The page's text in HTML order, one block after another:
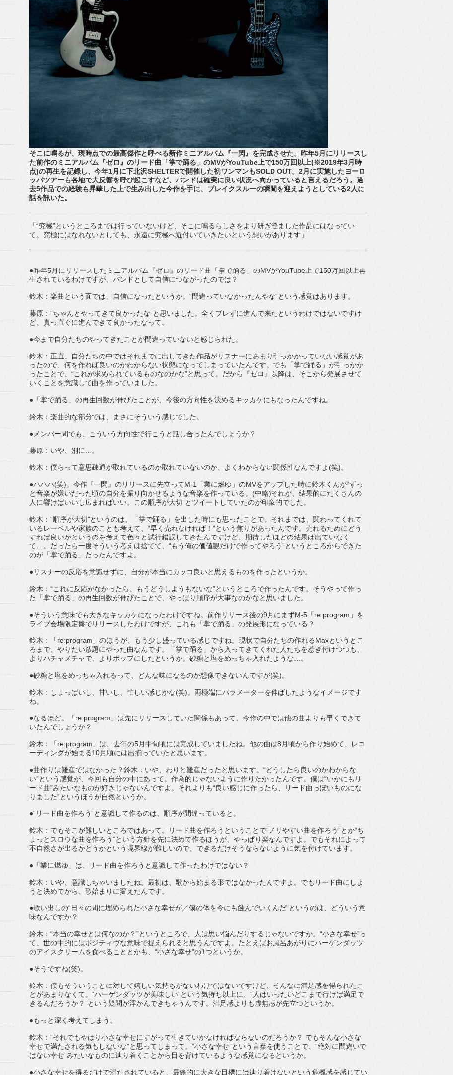
そこに鳴るが、現時点での最高傑作と呼べる新作ミニアルバム『一閃』を完成させた。昨年5月にリリースし
た前作のミニアルバム『ゼロ』のリード曲「掌で踊る」のMVがYouTube上で150万回以上(※2019年3月時
点)の再生を記録し、今年1月に下北沢SHELTERで開催した初ワンマンもSOLD OUT。2月に実施したヨーロ
ッパツアーも各地で大反響を呼び起こすなど、バンドは確実に良い状況へ向かっていると言えるだろう。過
去5作品での経験も昇華した上で生み出した今作を手に、ブレイクスルーの瞬間を迎えようとしている2人に
話を訊いた。
「“究極”というところまでは行っていないけど、そこに鳴るらしさをより研ぎ澄ました作品にはなってい
て。究極にはなれないとしても、永遠に究極へ近付いていきたいという想いがあります」
●昨年5月にリリースしたミニアルバム『ゼロ』のリード曲「掌で踊る」のMVがYouTube上で150万回以上再
生されているわけですが、バンドとして自信につながったのでは？
鈴木：楽曲という面では、自信になったというか。“間違っていなかったんやな“という感覚はあります。
藤原：“ちゃんとやってきて良かったな”と思いました。全くブレずに進んで来たというわけではないですけ
ど、真っ直ぐに進んできて良かったなって。
●今まで自分たちのやってきたことが間違っていないと感じられた。
鈴木：正直、自分たちの中ではそれまでに出してきた作品がリスナーにあまり引っかかっていない感覚があ
ったので、何を作れば良いのかわからない状態になってしまっていたんです。でも「掌で踊る」が引っかか
ったことで、“これが求められているものなのかな”と思って。だから『ゼロ』以降は、そこから発展させて
いくことを意識して曲を作っていました。
●「掌で踊る」の再生回数が伸びたことが、今後の方向性を決めるキッカケにもなったんですね。
鈴木：楽曲的な部分では、まさにそういう感じでした。
●メンバー間でも、こういう方向性で行こうと話し合ったんでしょうか？
藤原：いや、別に…。
鈴木：僕らって意思疎通が取れているのか取れていないのか、よくわからない関係性なんですよ(笑)。
●ハハハ(笑)。今作『一閃』のリリースに先立ってM-1「業に燃ゆ」のMVをアップした時に鈴木くんが“ずっ
と音楽が嫌いだった頃の自分を振り向かせるような音楽を作っている。(中略)それが、結果的にたくさんの
人に響けばいいし広まればいい。この順序が大切”とツイートしていたのが印象的でした。
鈴木：“順序が大切”というのは、「掌で踊る」を出した時にも思ったことで。それまでは、関わってくれて
いるレーベルや家族のことも考えて、“早く売れなければ！”という焦りがあったんです。売れるためにどう
すれば良いかというのを考えて色々と試行錯誤してきたんですけど、期待したほどの結果は出ていなく
て…。だったら一度そういう考えは捨てて、“もう俺の価値観だけで作ってやろう”というところからできた
のが「掌で踊る」だったんですよ。
●リスナーの反応を意識せずに、自分が本当にカッコ良いと思えるものを作ったというか。
鈴木：“これに反応がなかったら、もうどうしようもないな”というところで作ったんです。そうやって作っ
た「掌で踊る」の再生回数が伸びたことで、やっぱり順序が大事なのかなと思いました。
●そういう意味でも大きなキッカケになったわけですね。前作リリース後の9月にまずM-5「re:program」を
ライブ会場限定盤でリリースしたわけですが、これも「掌で踊る」の発展形になっている？
鈴木：「re:program」のほうが、もう少し盛っている感じですね。現状で自分たちの作れるMaxというとこ
ろまで、やりたい放題にやった曲なんです。「掌で踊る」から入ってきてくれた人たちを惹き付けつつも、
よりハチャメチャで、よりポップにしたというか。砂糖と塩をめっちゃ入れたような…。
●砂糖と塩をめっちゃ入れるって、どんな味になるのか想像できないんですが(笑)。
鈴木：しょっぱいし、甘いし、忙しい感じかな(笑)。両極端にパラメーターを伸ばしたようなイメージです
ね。
●なるほど。「re:program」は先にリリースしていた関係もあって、今作の中では他の曲よりも早くできて
いたんでしょうか？
鈴木：「re:program」は、去年の5月中旬頃には完成していましたね。他の曲は8月頃から作り始めて、レコ
ーディングが始まる10月頃には出揃っていたと思います。
●曲作りは難産ではなかった？鈴木：いや、わりと難産だったと思います。“どうしたら良いのかわからな
い”という感覚が、今回も自分の中にあって。作為的じゃないように作りたかったんです。僕は“いかにもリ
ード曲”みたいなものが好きじゃないんですよ。それよりも“良い感じに作ったら、リード曲っぽいものにな
りました”というほうが自然というか。
●“リード曲を作ろう”と意識して作るのは、順序が間違っていると。
鈴木：でもそこが難しいところではあって。リード曲を作ろうということで“ノリやすい曲を作ろう”とか“ち
ょっとスロウな曲を作ろう”という方針を先に決めて作るほうが、やっぱり楽なんですよ。でもそれによって
不自然さが出るかどうかという境界線が難しいので、できるだけそうならないように気を付けています。
●「業に燃ゆ」は、リード曲を作ろうと意識して作ったわけではない？
鈴木：いや、意識しちゃいましたね。最初は、歌から始まる形ではなかったんですよ。でもリード曲にしよ
うと決めてから、歌始まりに変えたんです。
●歌い出しの“日々の間に埋められた小さな幸せが／僕の体を今にも蝕んでいくんだ”というのは、どういう意
味なんですか？
鈴木：“本当の幸せとは何なのか？”というところで、人は思い悩んだりするじゃないですか。“小さな幸せ”っ
て、世の中的にはポジティヴな意味で捉えられると思うんですよ。たとえばお風呂あがりにハーゲンダッツ
のアイスクリームを食べることとかも、“小さな幸せ”の1つというか。
●そうですね(笑)。
鈴木：僕もそういうことに対して嬉しい気持ちがないわけではないですけど、そんなに満足感を得られたこ
とがあまりなくて。“ハーゲンダッツが美味しい”という気持ち以上に、“人はいったいどこまで行けば満足で
きるんだろうか？”という疑問が浮かんできちゃうんです。満足感よりも虚無感が先立つというか。
●もっと深く考えてしまう。
鈴木：“それでもやはり小さな幸せにすがって生きていかなければならないのだろうか？ でもそんな小さな
幸せで満たされる気もしないな”と思ってしまって。“小さな幸せ”という言葉を使うことで、“絶対に間違いで
はない幸せ”みたいなものに辿り着くことから目を背けているような感覚になるというか。
●小さな幸せを得るだけで満たされていると、最終的に大きな目標には辿り着けないという危機感を感じてい